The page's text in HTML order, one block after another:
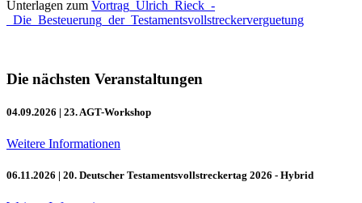
Unterlagen zum Vortrag_Ulrich_Rieck_-
_Die_Besteuerung_der_Testamentsvollstreckerverguetung
Die nächsten Veranstaltungen
04.09.2026 | 23. AGT-Workshop
Weitere Informationen
06.11.2026 | 20. Deutscher Testamentsvollstreckertag 2026 - Hybrid